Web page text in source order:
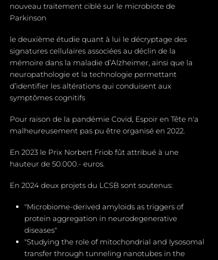
nouveau traitement ciblé sur le microbiote de
Parkinson
le deuxième étudie quant à lui le décryptage des
signatures cellulaires associées au déclin de la
mémoire dans la maladie d’Alzheimer, ainsi que la
neuropathologie et la technologie permettant
d’identifier les altérations qui conduisent aux
symptômes cognitifs
Pour raison de la pandémie Covid, Espoir en Tête n'a
malheureusement pas pu être organisé en 2022.
En 2023 le Prix Norbert Friob fût attribué à une
hauteur de 50.000.- euros.
En 2024 deux projets du LCSB sont soutenus:
"Microbiome-derived amyloids as triggers of
protein aggregation in neurodegenerative
diseases"
"Studying the role of mitochondrial and Iysosomal
transfer through tunneling nanotubes in the